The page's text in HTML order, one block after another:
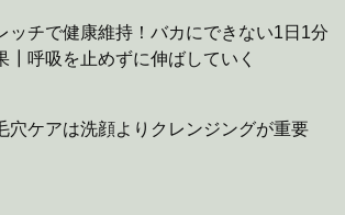
ッチで健康維持！バカにできない1日1分
┃呼吸を止めずに伸ばしていく
穴ケアは洗顔よりクレンジングが重要